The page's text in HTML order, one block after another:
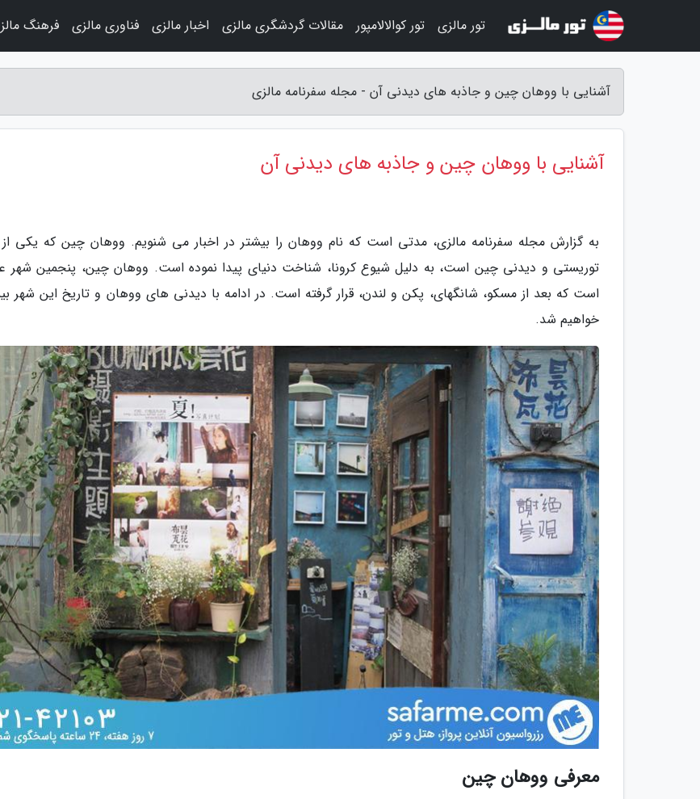
آشنایی با ووهان چین و جاذبه های دیدنی آن - مجله سفرنامه مالزی
آشنایی با ووهان چین و جاذبه های دیدنی آن
به گزارش مجله سفرنامه مالزی، مدتی است که نام ووهان را بیشتر در اخبار می شنویم. ووهان چین که یکی
توریستی و دیدنی چین است، به دلیل شیوع کرونا، شناخت دنیای پیدا نموده است. ووهان چین، پنجمین شهر
است که بعد از مسکو، شانگهای، پکن و لندن، قرار گرفته است. در ادامه با دیدنی های ووهان و تاریخ این شهر
خواهیم شد.
معرفی ووهان چین
تور مالزی تور کوالالامپور مقالات گردشگری مالزی اخبار مالزی فناوری مالزی فرهنگ